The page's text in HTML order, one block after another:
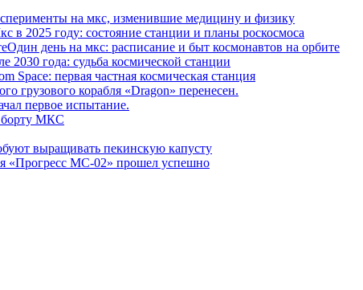
на мкс, изменившие медицину и физику
в 2025 году: состояние станции и планы роскосмоса
Один день на мкс: расписание и быт космонавтов на орбите
2030 года: судьба космической станции
Space: первая частная космическая станция
грузового корабля «Dragon» перенесен.
первое испытание.
борту МКС
выращивать пекинскую капусту
«Прогресс МС-02» прошел успешно